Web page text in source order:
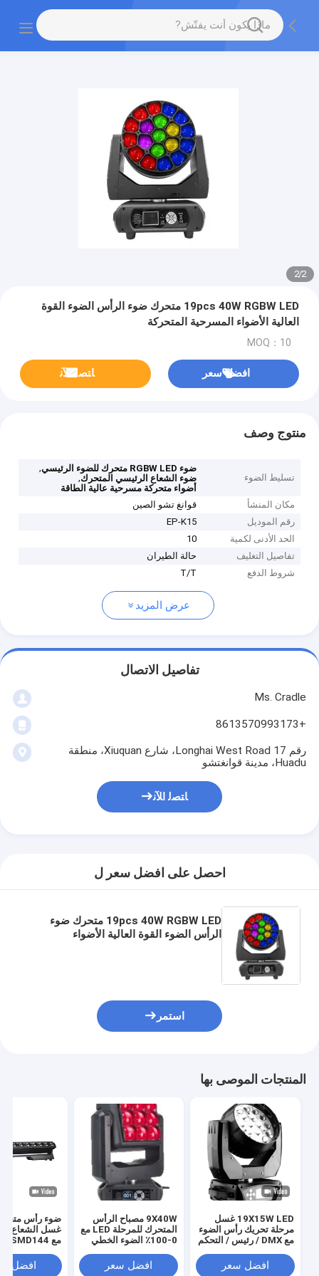
2
/
2
19pcs 40W RGBW LED متحرك ضوء الرأس الضوء القوة
العالية الأضواء المسرحية المتحركة
MOQ：10
افضل سعر ﺎﺘﺼﻟ ﺍﻶﻧ
منتوج وصف
تسليط الضوء
ضوء RGBW LED متحرك للضوء الرئيسي
,
ضوء الشعاع الرئيسي المتحرك,
أضواء متحركة مسرحية عالية الطاقة
مكان المنشأ
قوانغ تشو الصين
رقم الموديل
EP-K15
الحد الأدنى لكمية
10
تفاصيل التغليف
حالة الطيران
شروط الدفع
T/T
عرض المزيد
تفاصيل الاتصال
Ms. Cradle
+8613570993173
رقم 17 Longhai West Road، شارع Xiuquan، منطقة
Huadu، مدينة قوانغتشو
ﺎﺘﺼﻟ ﺍﻶﻧ
احصل على افضل سعر ل
19pcs 40W RGBW LED متحرك ضوء
الرأس الضوء القوة العالية الأضواء
استمر
المنتجات الموصى بها
19X15W LED غسل
مرحلة تحريك رأس الضوء
مع DMX / رئيس / التحكم
درجة زاوية شعاع
افضل سعر
9X40W مصباح الرأس
المتحرك للمرحلة LED مع
0-100٪ الضوء الخطي
افضل سعر
ضوء رأس
افضل